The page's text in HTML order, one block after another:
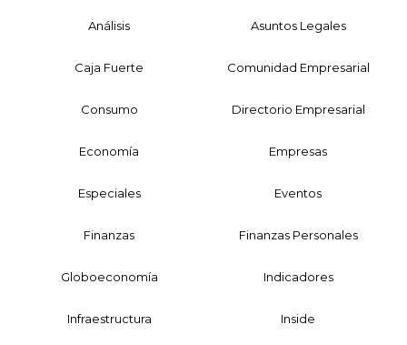
Análisis Asuntos Legales
Caja Fuerte Comunidad Empresarial
Consumo Directorio Empresarial
Economía Empresas
Especiales Eventos
Finanzas Finanzas Personales
Globoeconomía Indicadores
Infraestructura Inside